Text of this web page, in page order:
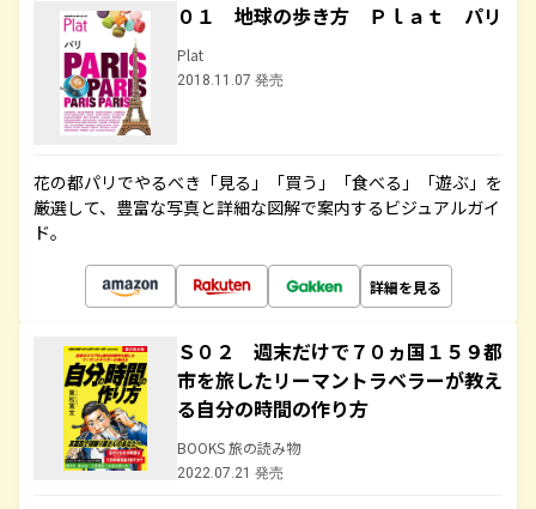
０１ 地球の歩き方 Ｐｌａｔ パリ
Plat
2018.11.07 発売
花の都パリでやるべき「見る」「買う」「食べる」「遊ぶ」を
厳選して、豊富な写真と詳細な図解で案内するビジュアルガイ
ド。
詳細を見る
Ｓ０２ 週末だけで７０ヵ国１５９都
市を旅したリーマントラベラーが教え
る自分の時間の作り方
BOOKS 旅の読み物
2022.07.21 発売